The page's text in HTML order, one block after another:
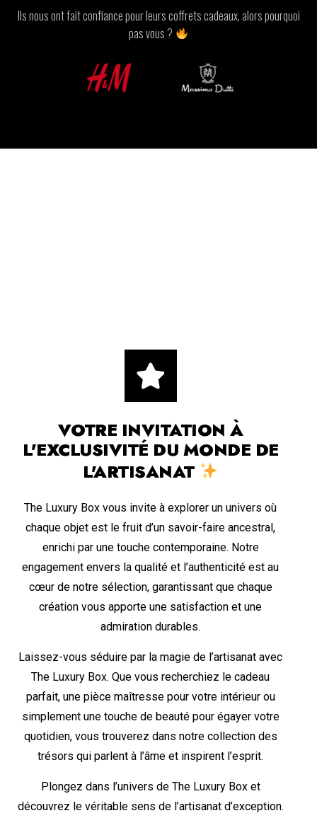
Ils nous ont fait confiance pour leurs coffrets cadeaux, alors pourquoi
pas vous ?
VOTRE INVITATION À
L'EXCLUSIVITÉ DU MONDE DE
L'ARTISANAT
The Luxury Box vous invite à explorer un univers où
chaque objet est le fruit d’un savoir-faire ancestral,
enrichi par une touche contemporaine. Notre
engagement envers la qualité et l’authenticité est au
cœur de notre sélection, garantissant que chaque
création vous apporte une satisfaction et une
admiration durables.
Laissez-vous séduire par la magie de l’artisanat avec
The Luxury Box. Que vous recherchiez le cadeau
parfait, une pièce maîtresse pour votre intérieur ou
simplement une touche de beauté pour égayer votre
quotidien, vous trouverez dans notre collection des
trésors qui parlent à l’âme et inspirent l’esprit.
Plongez dans l’univers de The Luxury Box et
découvrez le véritable sens de l’artisanat d’exception.